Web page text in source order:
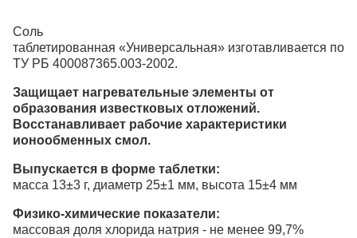
Соль
таблетированная «Универсальная» изготавливается по
ТУ РБ 400087365.003-2002.
Защищает нагревательные элементы от
образования известковых отложений.
Восстанавливает рабочие характеристики
ионообменных смол.
Выпускается в форме таблетки:
масса 13±3 г, диаметр 25±1 мм, высота 15±4 мм
Физико-химические показатели:
массовая доля хлорида натрия - не менее 99,7%